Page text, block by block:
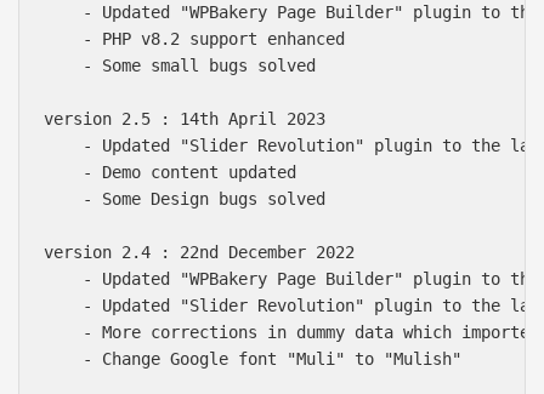
- Updated "WPBakery Page Builder" plugin to
    - PHP v8.2 support enhanced
    - Some small bugs solved
version 2.5 : 14th April 2023
- Updated "Slider Revolution" plugin to the
    - Demo content updated
    - Some Design bugs solved
version 2.4 : 22nd December 2022
- Updated "WPBakery Page Builder" plugin to
- Updated "Slider Revolution" plugin to the
- More corrections in dummy data which
    - Change Google font "Muli" to "Mulish"